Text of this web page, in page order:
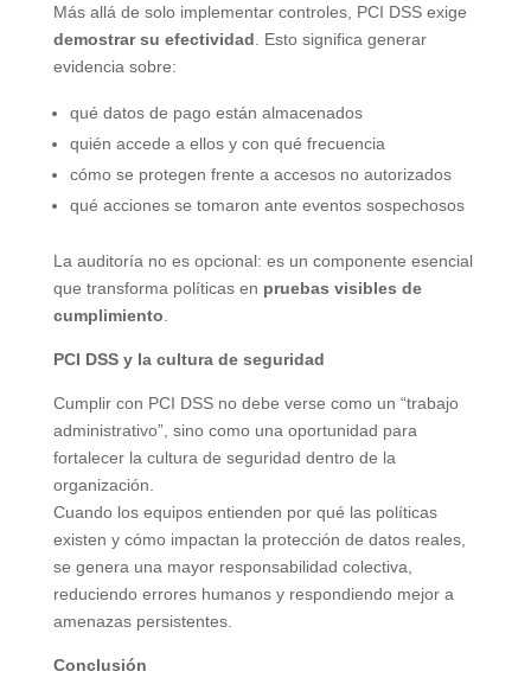
Más allá de solo implementar controles, PCI DSS exige
demostrar su efectividad . Esto significa generar
evidencia sobre:
qué datos de pago están almacenados
quién accede a ellos y con qué frecuencia
cómo se protegen frente a accesos no autorizados
qué acciones se tomaron ante eventos sospechosos
La auditoría no es opcional: es un componente esencial
que transforma políticas en pruebas visibles de
cumplimiento
PCI DSS y la cultura de seguridad
Cumplir con PCI DSS no debe verse como un “trabajo
administrativo”, sino como una oportunidad para
fortalecer la cultura de seguridad dentro de la
organización.
Cuando los equipos entienden por qué las políticas
existen y cómo impactan la protección de datos reales,
se genera una mayor responsabilidad colectiva,
reduciendo errores humanos y respondiendo mejor a
amenazas persistentes.
Conclusión